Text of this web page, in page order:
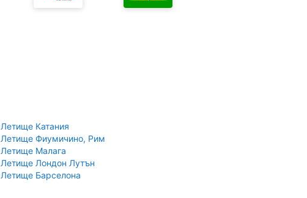
Летище Катания
Летище Фиумичино, Рим
Летище Малага
Летище Лондон Лутън
Летище Барселона